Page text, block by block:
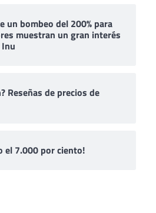
un bombeo del 200% para
muestran un gran interés
Inu
Reseñas de precios de
el 7.000 por ciento!